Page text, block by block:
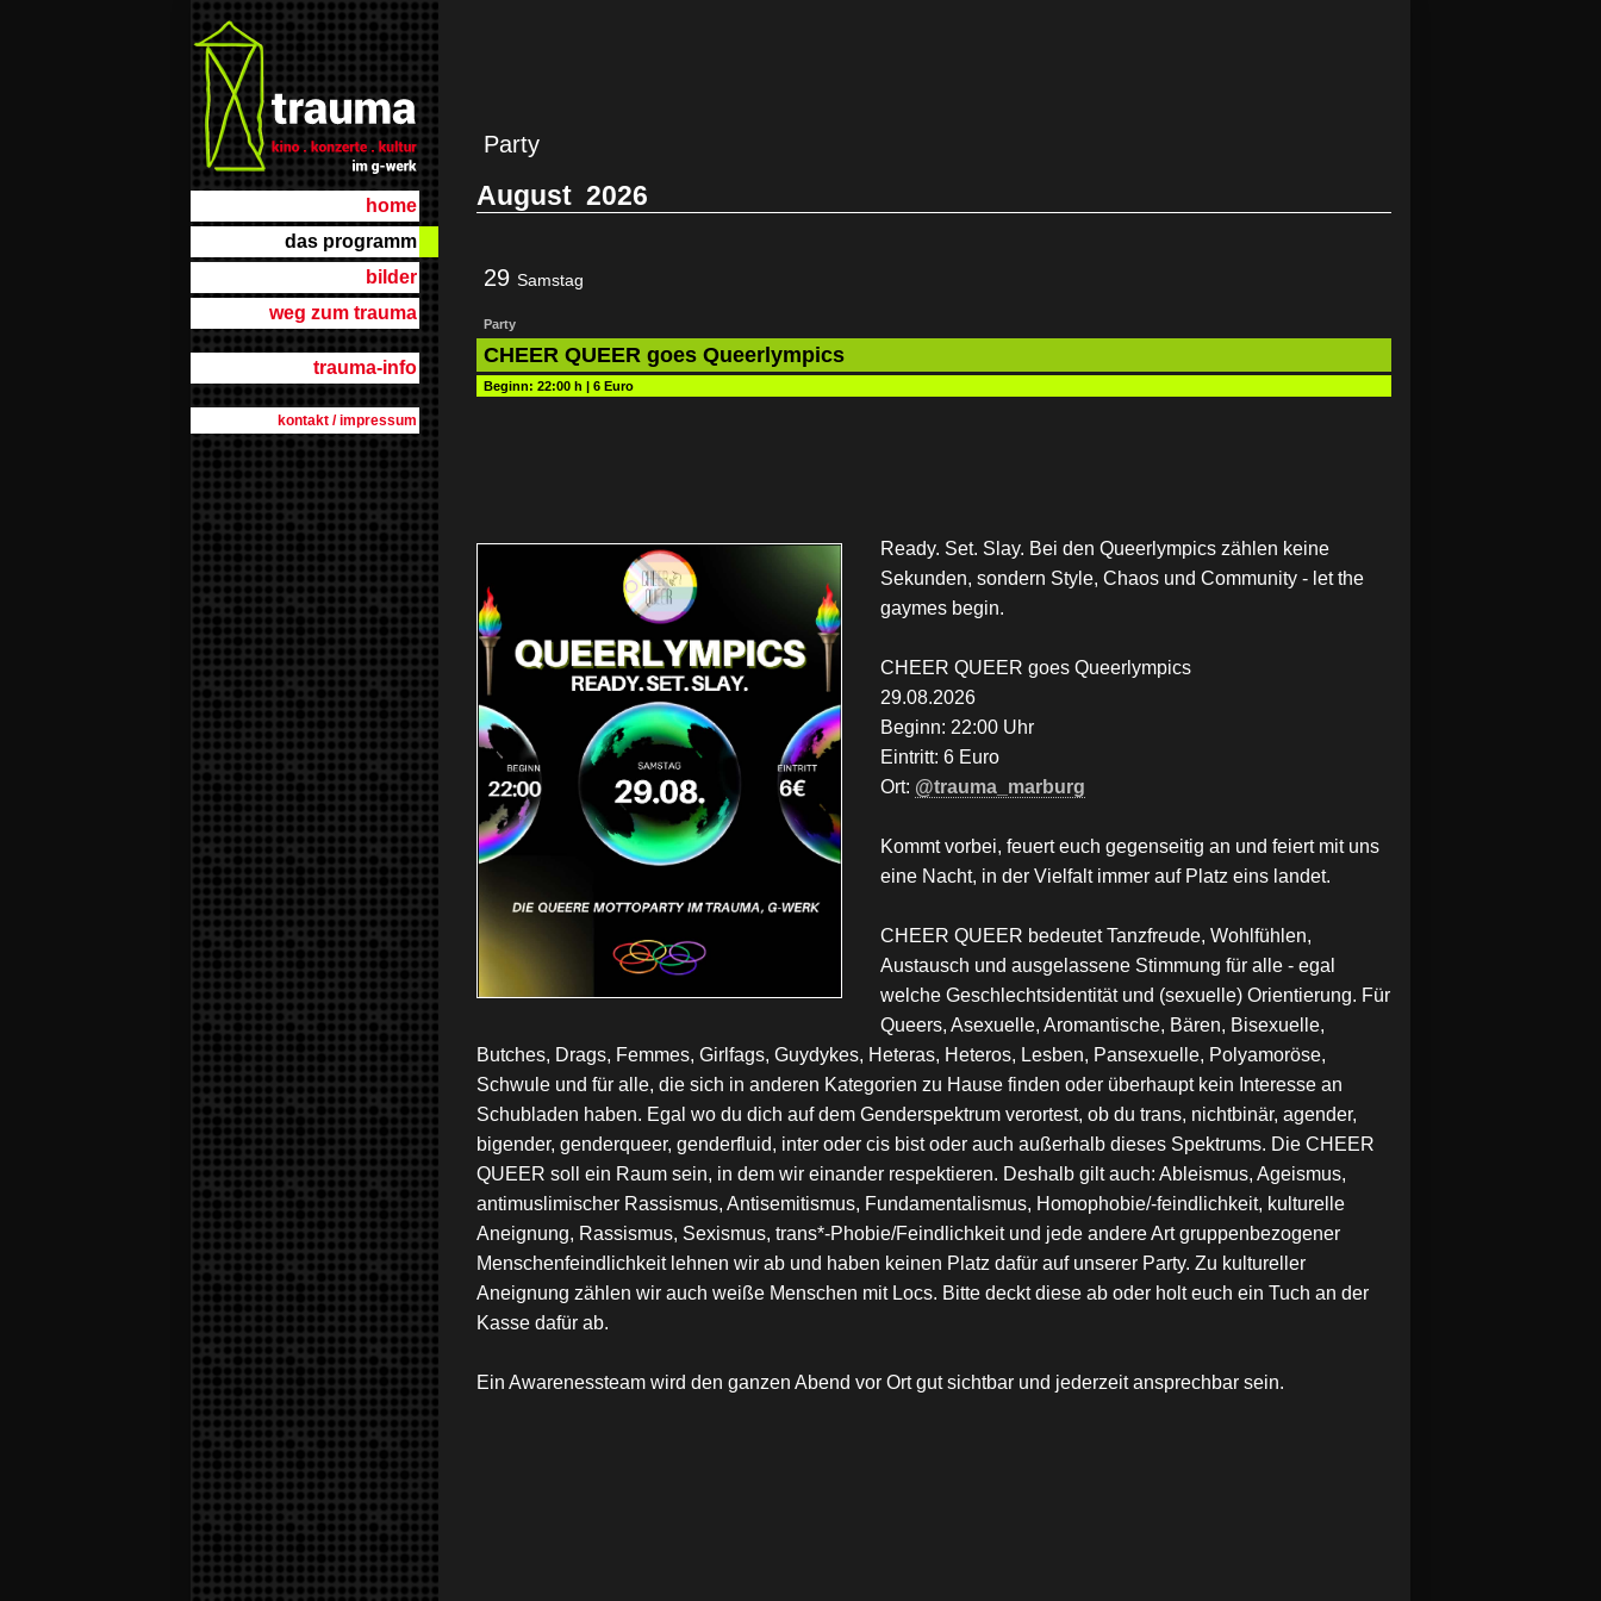
home
das programm
bilder
weg zum trauma
trauma-info
kontakt / impressum
Party
August 2026
29 Samstag
Party
CHEER QUEER goes Queerlympics
Beginn: 22:00 h | 6 Euro
Ready. Set. Slay. Bei den Queerlympics zählen keine
Sekunden, sondern Style, Chaos und Community - let the
gaymes begin.
CHEER QUEER goes Queerlympics
29.08.2026
Beginn: 22:00 Uhr
Eintritt: 6 Euro
Ort: @trauma_marburg
Kommt vorbei, feuert euch gegenseitig an und feiert mit uns
eine Nacht, in der Vielfalt immer auf Platz eins landet.
CHEER QUEER bedeutet Tanzfreude, Wohlfühlen,
Austausch und ausgelassene Stimmung für alle - egal
welche Geschlechtsidentität und (sexuelle) Orientierung. Für
Queers, Asexuelle, Aromantische, Bären, Bisexuelle,
Butches, Drags, Femmes, Girlfags, Guydykes, Heteras, Heteros, Lesben, Pansexuelle, Polyamoröse,
Schwule und für alle, die sich in anderen Kategorien zu Hause finden oder überhaupt kein Interesse an
Schubladen haben. Egal wo du dich auf dem Genderspektrum verortest, ob du trans, nichtbinär, agender,
bigender, genderqueer, genderfluid, inter oder cis bist oder auch außerhalb dieses Spektrums. Die CHEER
QUEER soll ein Raum sein, in dem wir einander respektieren. Deshalb gilt auch: Ableismus, Ageismus,
antimuslimischer Rassismus, Antisemitismus, Fundamentalismus, Homophobie/-feindlichkeit, kulturelle
Aneignung, Rassismus, Sexismus, trans*-Phobie/Feindlichkeit und jede andere Art gruppenbezogener
Menschenfeindlichkeit lehnen wir ab und haben keinen Platz dafür auf unserer Party. Zu kultureller
Aneignung zählen wir auch weiße Menschen mit Locs. Bitte deckt diese ab oder holt euch ein Tuch an der
Kasse dafür ab.
Ein Awarenessteam wird den ganzen Abend vor Ort gut sichtbar und jederzeit ansprechbar sein.